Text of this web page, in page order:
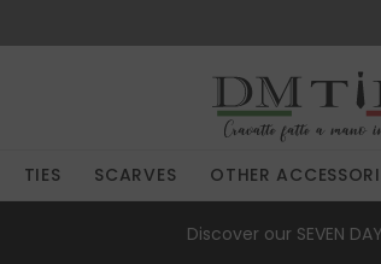
Free shipping in Italy for
TIES SCARVES OTHER
Discover our SEVEN